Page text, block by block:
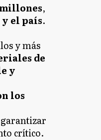
millones,
el país.
y más
de
y
los
crítico.